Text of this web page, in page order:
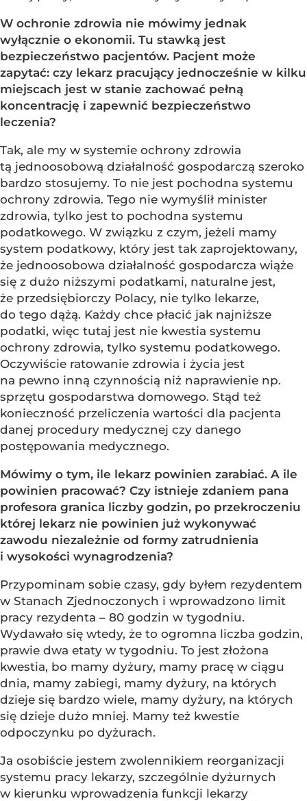
W ochronie zdrowia nie mówimy jednak
wyłącznie o ekonomii. Tu stawką jest
bezpieczeństwo pacjentów. Pacjent może
zapytać: czy lekarz pracujący jednocześnie w kilku
miejscach jest w stanie zachować pełną
koncentrację i zapewnić bezpieczeństwo
leczenia?
Tak, ale my w systemie ochrony zdrowia
tą jednoosobową działalność gospodarczą szeroko
bardzo stosujemy. To nie jest pochodna systemu
ochrony zdrowia. Tego nie wymyślił minister
zdrowia, tylko jest to pochodna systemu
podatkowego. W związku z czym, jeżeli mamy
system podatkowy, który jest tak zaprojektowany,
że jednoosobowa działalność gospodarcza wiąże
się z dużo niższymi podatkami, naturalne jest,
że przedsiębiorczy Polacy, nie tylko lekarze,
do tego dążą. Każdy chce płacić jak najniższe
podatki, więc tutaj jest nie kwestia systemu
ochrony zdrowia, tylko systemu podatkowego.
Oczywiście ratowanie zdrowia i życia jest
na pewno inną czynnością niż naprawienie np.
sprzętu gospodarstwa domowego. Stąd też
konieczność przeliczenia wartości dla pacjenta
danej procedury medycznej czy danego
postępowania medycznego.
Mówimy o tym, ile lekarz powinien zarabiać. A ile
powinien pracować? Czy istnieje zdaniem pana
profesora granica liczby godzin, po przekroczeniu
której lekarz nie powinien już wykonywać
zawodu niezależnie od formy zatrudnienia
i wysokości wynagrodzenia?
Przypominam sobie czasy, gdy byłem rezydentem
w Stanach Zjednoczonych i wprowadzono limit
pracy rezydenta – 80 godzin w tygodniu.
Wydawało się wtedy, że to ogromna liczba godzin,
prawie dwa etaty w tygodniu. To jest złożona
kwestia, bo mamy dyżury, mamy pracę w ciągu
dnia, mamy zabiegi, mamy dyżury, na których
dzieje się bardzo wiele, mamy dyżury, na których
się dzieje dużo mniej. Mamy też kwestie
odpoczynku po dyżurach.
Ja osobiście jestem zwolennikiem reorganizacji
systemu pracy lekarzy, szczególnie dyżurnych
w kierunku wprowadzenia funkcji lekarzy